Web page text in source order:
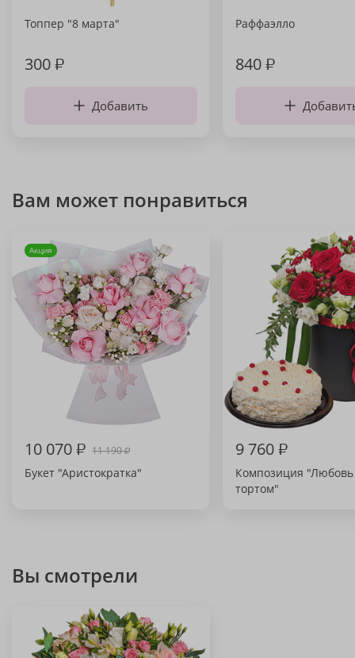
Топпер "8 марта"
300₽
Добавить
Раффаэлло
840₽
Вам может понравиться
Акция
10 070₽ 11 190₽
Букет "Аристократка"
9 760₽
Композиция "Любовь
тортом"
Вы смотрели